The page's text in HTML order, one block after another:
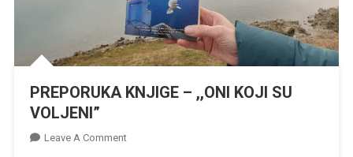
PREPORUKA KNJIGE – ,,ONI KOJI SU
VOLJENI”
Leave A CommentOn